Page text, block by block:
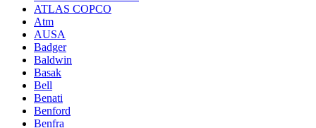
ATLAS COPCO
Atm
AUSA
Badger
Baldwin
Basak
Bell
Benati
Benford
Benfra